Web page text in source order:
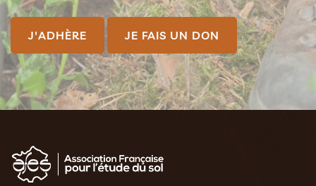
J'ADHÈRE JE FAIS UN DON